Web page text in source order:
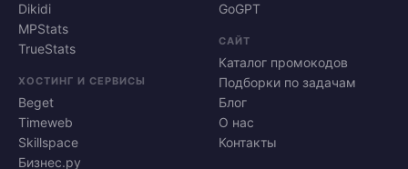
Dikidi
MPStats
TrueStats
ХОСТИНГ И СЕРВИСЫ
Beget
Timeweb
Skillspace
Бизнес.ру
GoGPT
САЙТ
Каталог промокодов
Подборки по задачам
Блог
О нас
Контакты